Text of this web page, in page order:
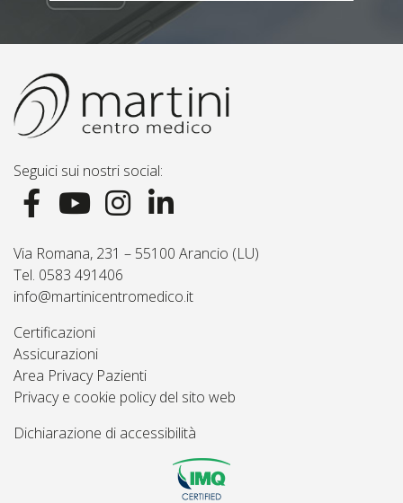
Seguici sui nostri social:
Via Romana, 231 – 55100 Arancio (LU)
Tel. 0583 491406
info@martinicentromedico.it
Certificazioni
Assicurazioni
Area Privacy Pazienti
Privacy e cookie policy del sito web
Dichiarazione di accessibilità